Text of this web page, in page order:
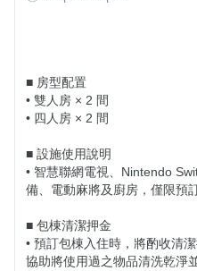
■ 房型配置
• 雙人房 × 2 間
• 四人房 × 2 間
■ 設施使用說明
• 智慧聯網電視、Nintendo
備、電動麻將及廚房，僅限預
■ 包棟清潔押金
• 預訂包棟入住時，將酌收清
協助將使用過之物品清洗乾淨